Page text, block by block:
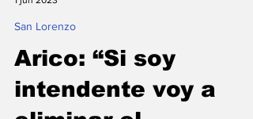
Redacción
Arico: “Si soy